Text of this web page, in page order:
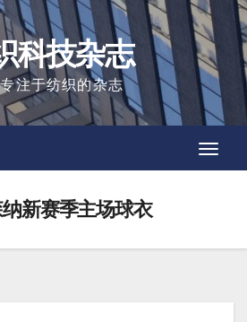
科技杂志
注于纺织的杂志
新赛季主场球衣